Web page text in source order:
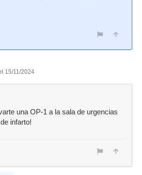
15/11/2024
una OP-1 a la sala de urgencias
infarto!